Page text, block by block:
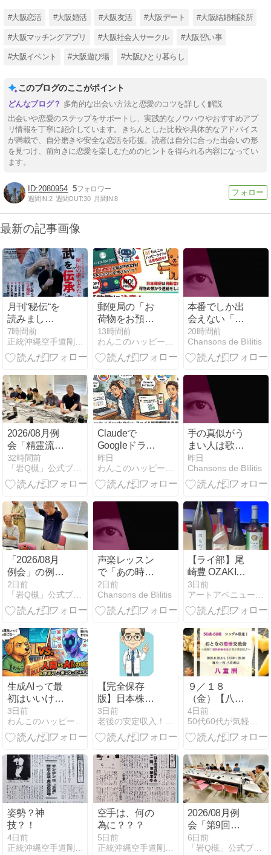
#大阪恋活 #大阪婚活 #大阪友活 #大阪デート #大阪結婚相談所
#大阪マッチングアプリ #大阪社会人サークル #大阪習い事
#大阪イベント #大阪遊び場 #大阪ひとり暮らし
このブログのここがポイント
多角的な出会い方法と恋愛のコツを詳しく解説
出会いや恋愛のステップをサポートし、実践的なノウハウやおすすめアプ
リ情報を丁寧に紹介しています。きちんとした比較や具体的なアドバイス
が満載で、自分磨きや安全な恋活を応援。読者は自分に合った出会いの形
を見つけ、前向きに恋愛を楽しむためのヒントを得られる内容になってい
ます。
2080954 5
週間IN:2 週間OUT:30 月間IN:8
最新の記事画像
月刊“秘伝“を
読みまし
た？！
7時間前
正統沖縄空手道剛泊会と私
郵便局の「お
荷物をお預か
りしていま
す」詐欺にご
注意下さい！
13時間前
わんこのハッピーライフ〜楽しめることを探して〜
本番でしか出
会えない「新
しい自分」に
会いに行こう
20時間前
Chansons de Blilitis
2026/08月例
会「精霊流し
ステークス
9」報告記(そ
の1:オープニ
部編)
32時間前
「岩Q槻」公式ブログ
Claudeで
Googleドライ
ブを使うな？
昨日
わんこのハッピーライフ〜楽しめることを探して〜
手の真似がう
まい人は歌の
コントロール
もうまい｜手
の動きをあな
昨日
Chansons de Blilitis
「2026/08月
例会」の例会
報告記の更新
について…
と、ついでに
つの感想戦な
ど(笑)
2日前
「岩Q槻」公式ブログ
声楽レッスン
で「あの時言
っていたこと
はこれだった
のか」と気づ
2日前
Chansons de Blilitis
【ライ部】尾
崎豊 OZAKI19
＆ LUNA SEA
LUNATIC
TOKYO2025
3日前
アートアベニュー&オーナーズエージェントの部活動ブログ
生成AIって最
初はいいけど
段々と意地が
悪く感じるの
は私だけ？
3日前
わんこのハッピーライフ〜楽しめることを探して〜
【完全保存
版】日本株フ
ィボナッチ・
リトレースメ
ント徹底攻略
ぜ株価は「黄
金比」で完璧
に反発するの
か？
3日前
老後の安定収入！シニアが選ぶ稼ぎ方 現役医師が最上級の副業法
９／１８
（金）【八重
洲】５０歳-６
７歳・シング
ル限定！《 乾
金☆秋恋しよ
♪》おとなの恋
活＆花金交流
会♪
4日前
50代60代が気軽に集える大人の社交場シニアサークルアイビー
姿勢？神
技？！
4日前
正統沖縄空手道剛泊会と私
空手は、何の
為に？？？
5日前
正統沖縄空手道剛泊会と私
2026/08月例
会「第9回精
霊流しステー
クス」総合結
6日前
「岩Q槻」公式ブログ